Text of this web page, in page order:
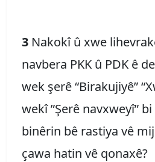
3 Nakokî û xwe
navbera PKK û PDK ê
wek şerê “Birakujiyê”
wekî ”Şerê navxweyî”
binêrin bê rastiya vê
çawa hatin vê qonaxê?